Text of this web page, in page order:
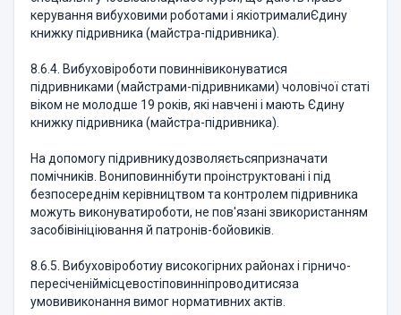
керування вибуховими роботами і якіотрималиЄдину
книжку підривника (майстра-підривника).
8.6.4. Вибуховіроботи повиннівиконуватися
підривниками (майстрами-підривниками) чоловічої статі
віком не молодше 19 років, які навчені і мають Єдину
книжку підривника (майстра-підривника).
На допомогу підривникудозволяєтьсяпризначати
помічників. Вониповиннібути проінструктовані і під
безпосереднім керівництвом та контролем підривника
можуть виконуватироботи, не пов'язані звикористанням
засобівініціювання й патронів-бойовиків.
8.6.5. Вибуховіроботиу високогірних районах і гірничо-
пересіченіймісцевостіповинніпроводитисяза
умовивиконання вимог нормативних актів.